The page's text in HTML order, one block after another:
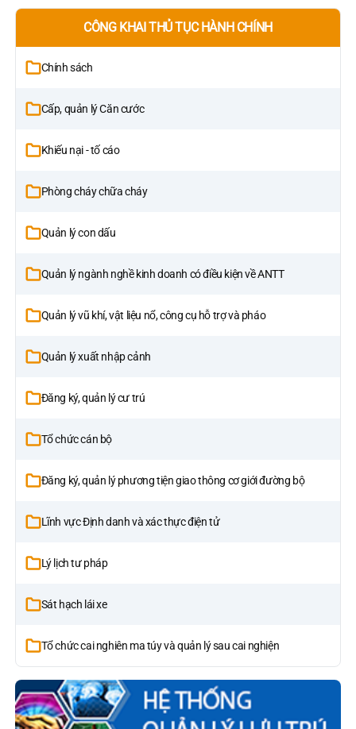
CÔNG KHAI THỦ TỤC HÀNH CHÍNH
Chính sách
Cấp, quản lý Căn cước
Khiếu nại - tố cáo
Phòng cháy chữa cháy
Quản lý con dấu
Quản lý ngành nghề kinh doanh có điều kiện về ANTT
Quản lý vũ khí, vật liệu nổ, công cụ hỗ trợ và pháo
Quản lý xuất nhập cảnh
Đăng ký, quản lý cư trú
Tổ chức cán bộ
Đăng ký, quản lý phương tiện giao thông cơ giới đường bộ
Lĩnh vực Định danh và xác thực điện tử
Lý lịch tư pháp
Sát hạch lái xe
Tổ chức cai nghiên ma túy và quản lý sau cai nghiện